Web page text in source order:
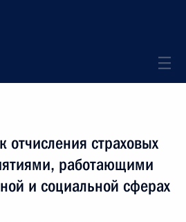
отчисления страховых
работающими
и социальной сферах